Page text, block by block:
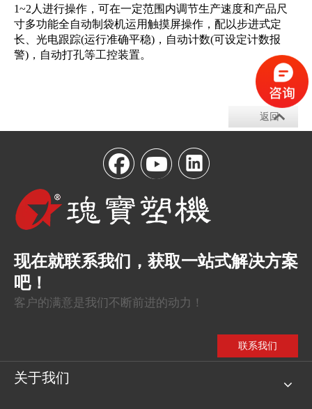
1~2人进行操作，可在一定范围内调节生产速度和产品尺
寸多功能全自动制袋机运用触摸屏操作，配以步进式定
长、光电跟踪(运行准确平稳)，自动计数(可设定计数报
警)，自动打孔等工控装置。
返回
现在就联系我们，获取一站式解决方案
吧！
客户的满意是我们不断前进的动力！
联系我们
关于我们